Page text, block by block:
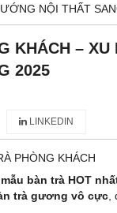
NỘI THẤT
KHÁCH –
2025
LINKEDIN
PHÒNG KHÁCH
bàn trà HOT
trà gương vô cực